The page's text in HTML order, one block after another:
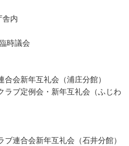
内
時議会
会新年互礼会（浦庄分館）
ブ定例会・新年互礼会（ふじわ
連合会新年互礼会（石井分館）